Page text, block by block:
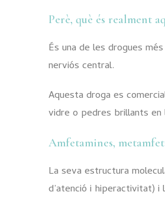
Perè, què és realment
És una de les drogues
nerviós central.
Aquesta droga es
vidre o pedres brillants en
Amfetamines,
La seva estructura
d’atenció i hiperactivitat) i